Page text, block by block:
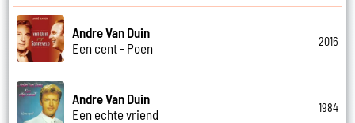
Andre Van Duin
Een cent - Poen
2016
Andre Van Duin
Een echte vriend
1984